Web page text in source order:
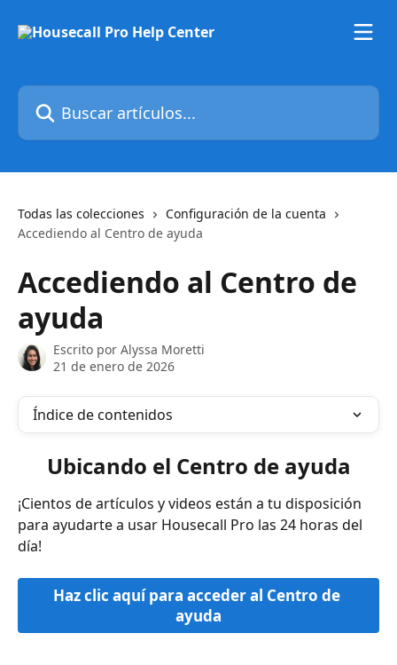
Buscar artículos...
Todas las colecciones
Configuración de la cuenta
Accediendo al Centro de ayuda
Accediendo al Centro de
ayuda
Escrito por Alyssa Moretti
21 de enero de 2026
Índice de contenidos
Ubicando el Centro de ayuda
¡Cientos de artículos y videos están a tu disposición
para ayudarte a usar Housecall Pro las 24 horas del
día!
Haz clic aquí para acceder al Centro de
ayuda